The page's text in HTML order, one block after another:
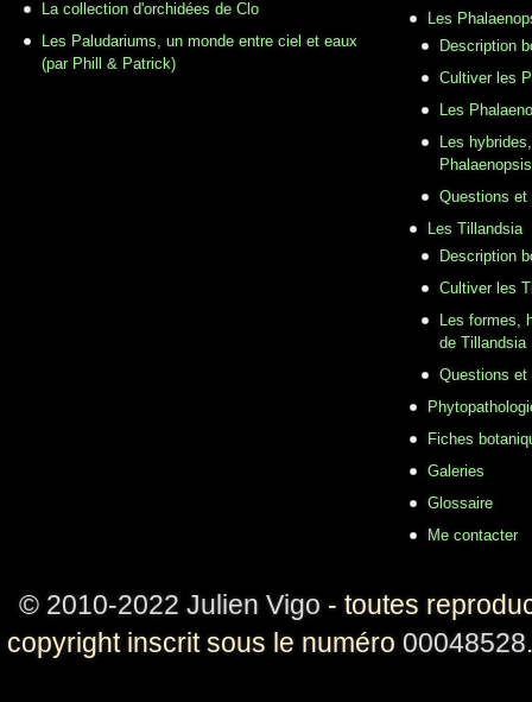
La collection d'orchidées de Clo
Les Paludariums, un monde entre ciel et eaux
(par Phill & Patrick)
Les
Description
Cultiver les
Les
Les
Phalaenopsis
Questions et
Les Tillandsia
Description
Cultiver les
Les formes,
de Tillandsia
Questions et
Fiches
Galeries
Glossaire
Me contacter
© 2010-2022 Julien Vigo - toutes
copyright inscrit sous le numéro 00048528